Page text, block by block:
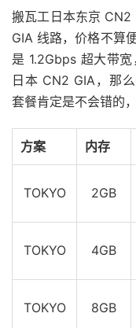
搬瓦工日本东京
GIA 线路，价格不算
是 1.2Gbps 超大带
日本 CN2 GIA，那
套餐肯定是不会错的
方案 内存
TOKYO 2GB
TOKYO 4GB
TOKYO 8GB